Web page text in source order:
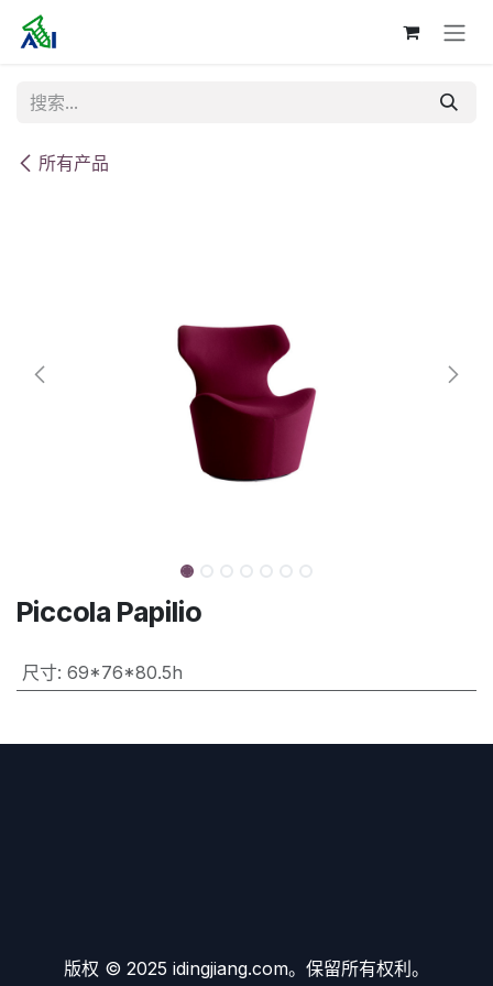
跳至内容
所有产品
Piccola Papilio
尺寸: 69*76*80.5h
版权 © 2025 idingjiang.com。保留所有权利。